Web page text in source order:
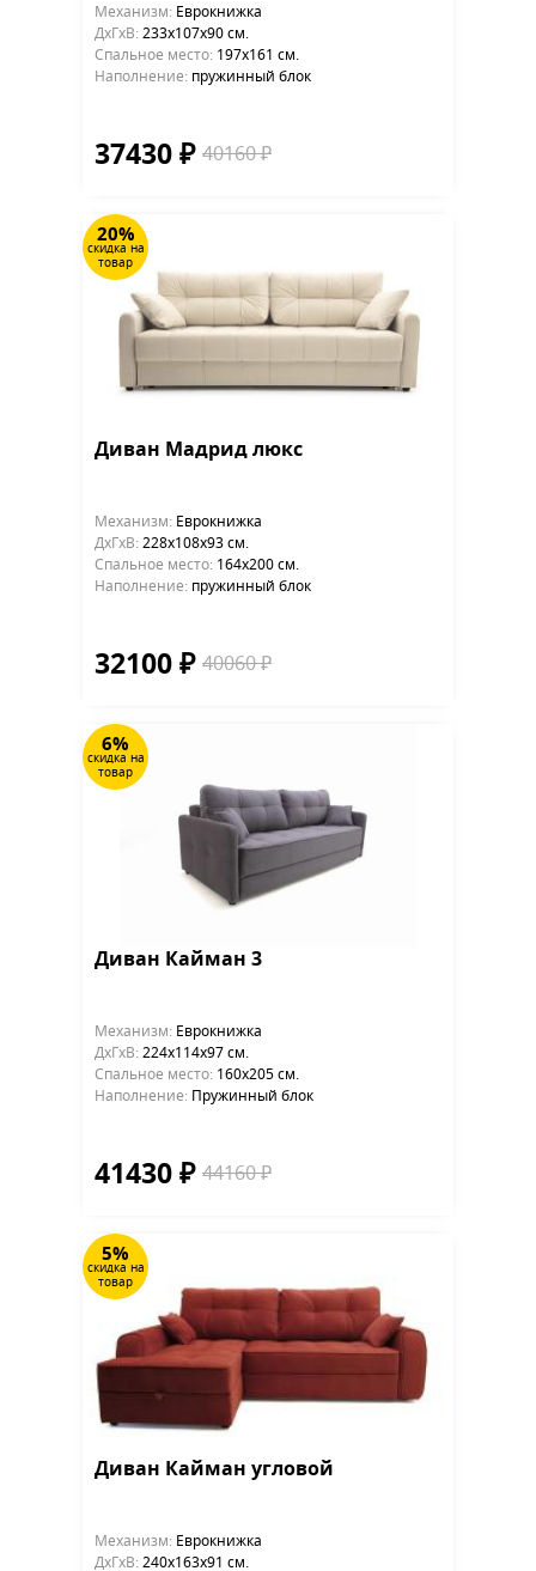
Механизм: Еврокнижка
ДхГхВ: 233х107x90 см.
Cпальное место: 197х161 см.
Наполнение: пружинный блок
37430 ₽ 40160 ₽
20%
скидка на
товар
Диван Мадрид люкс
Механизм: Еврокнижка
ДхГхВ: 228х108x93 см.
Cпальное место: 164x200 см.
Наполнение: пружинный блок
32100 ₽ 40060 ₽
6%
скидка на
товар
Диван Кайман 3
Механизм: Еврокнижка
ДхГхВ: 224х114x97 см.
Cпальное место: 160х205 см.
Наполнение: Пружинный блок
41430 ₽ 44160 ₽
5%
скидка на
товар
Диван Кайман угловой
Механизм: Еврокнижка
ДхГхВ: 240х163x91 см.